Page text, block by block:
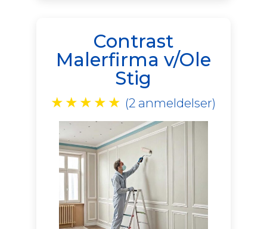
Contrast
Malerfirma v/Ole
Stig
★ ★ ★ ★ ★ (2 anmeldelser)